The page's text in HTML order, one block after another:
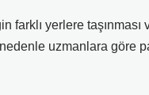
farklı yerlere taşınması
uzmanlara göre